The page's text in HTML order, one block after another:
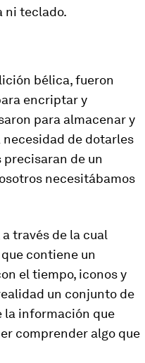
ni teclado.
bélica, fueron
encriptar y
para almacenar y
de dotarles
precisaran de un
necesitábamos
través de la cual
contiene un
el tiempo, iconos y
un conjunto de
la información que
comprender algo que